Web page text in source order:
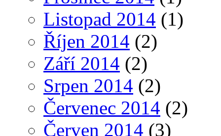
Listopad 2014 (1)
Říjen 2014 (2)
Září 2014 (2)
Srpen 2014 (2)
Červenec 2014 (2)
Červen 2014 (3)